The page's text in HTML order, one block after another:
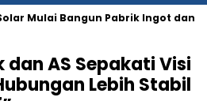
Bangun Pabrik Ingot dan Wafer
dan AS Sepakati Visi
Lebih Stabil